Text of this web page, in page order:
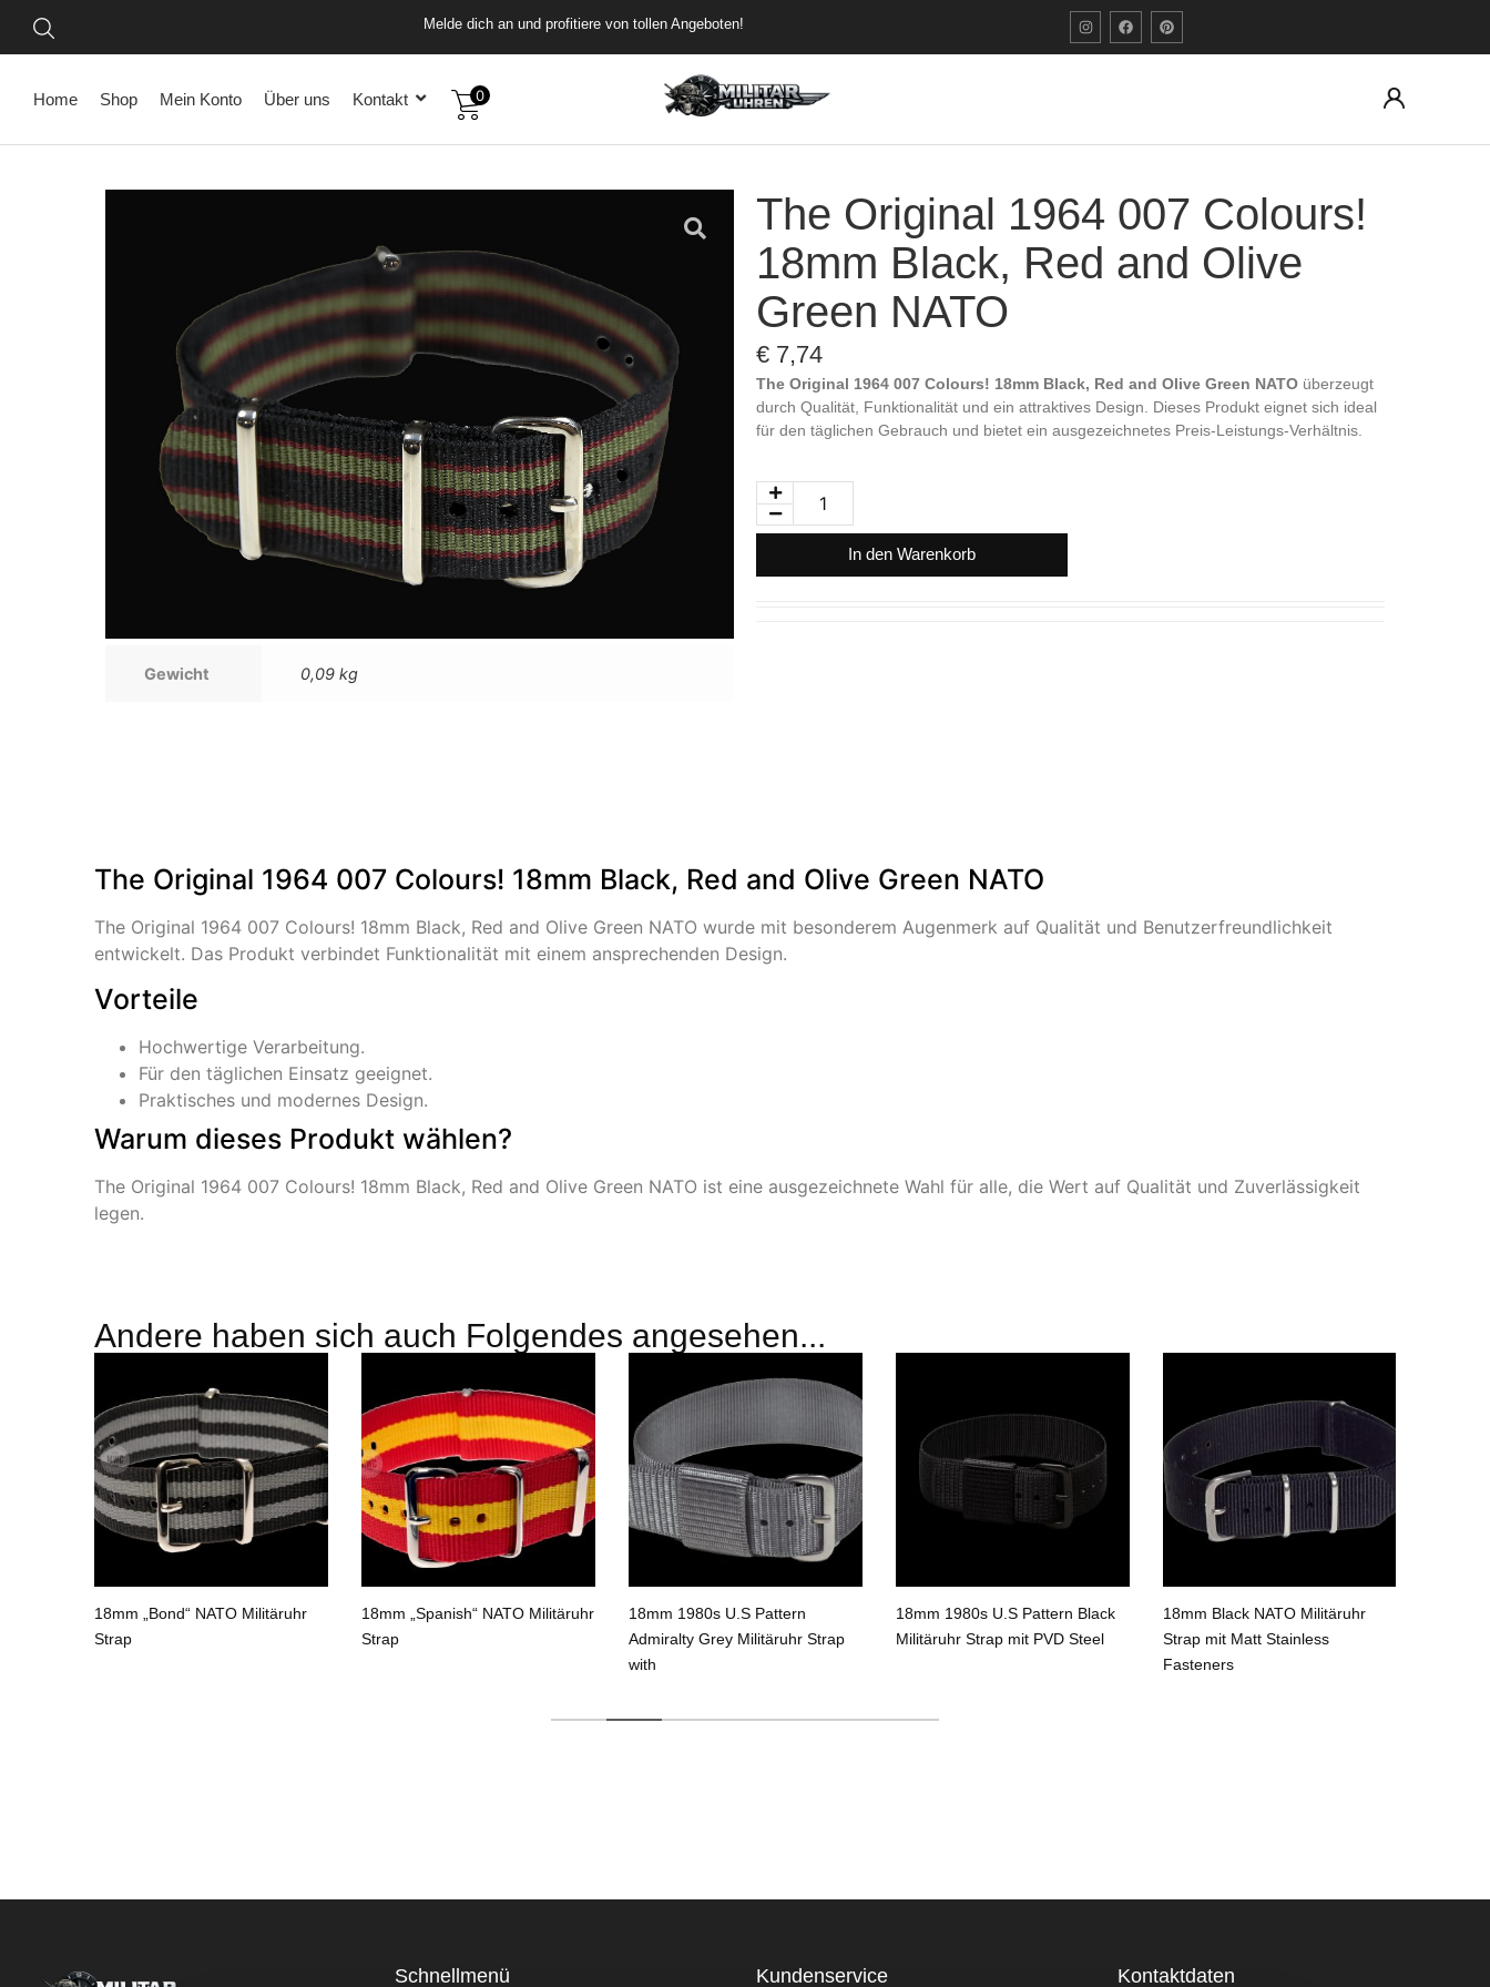
Melde dich an und profitiere von tollen Angeboten!
Home Shop Mein Konto Über uns Kontakt 0
Gewicht 0,09 kg
The Original 1964 007 Colours!
18mm Black, Red and Olive
Green NATO
€ 7,74
The Original 1964 007 Colours! 18mm Black, Red and Olive Green NATO überzeugt
durch Qualität, Funktionalität und ein attraktives Design. Dieses Produkt eignet sich ideal
für den täglichen Gebrauch und bietet ein ausgezeichnetes Preis-Leistungs-Verhältnis.
In den Warenkorb
The Original 1964 007 Colours! 18mm Black, Red and Olive Green NATO
The Original 1964 007 Colours! 18mm Black, Red and Olive Green NATO wurde mit besonderem Augenmerk auf Qualität und Benutzerfreundlichkeit
entwickelt. Das Produkt verbindet Funktionalität mit einem ansprechenden Design.
Vorteile
Hochwertige Verarbeitung.
Für den täglichen Einsatz geeignet.
Praktisches und modernes Design.
Warum dieses Produkt wählen?
The Original 1964 007 Colours! 18mm Black, Red and Olive Green NATO ist eine ausgezeichnete Wahl für alle, die Wert auf Qualität und Zuverlässigkeit
legen.
Andere haben sich auch Folgendes angesehen...
18mm „Bond“ NATO Militäruhr
Strap
18mm „Spanish“ NATO Militäruhr
Strap
18mm 1980s U.S Pattern
Admiralty Grey Militäruhr Strap
with
18mm 1980s U.S Pattern Black
Militäruhr Strap mit PVD Steel
18mm Black NATO Militäruhr
Strap mit Matt Stainless
Fasteners
Schnellmenü Kundenservice Kontaktdaten